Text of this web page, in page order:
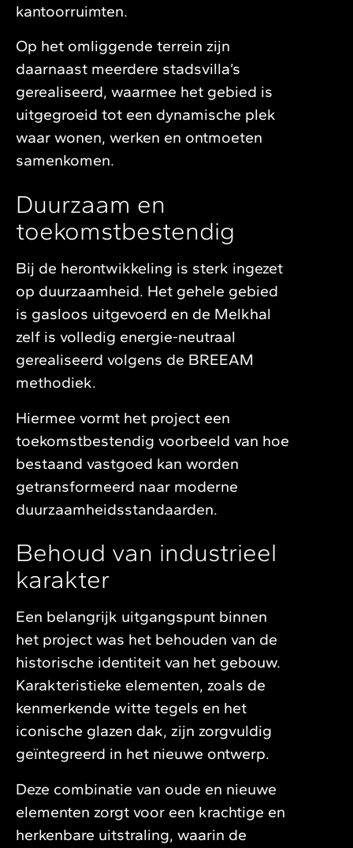
kantoorruimten.
Op het omliggende terrein zijn
daarnaast meerdere stadsvilla’s
gerealiseerd, waarmee het gebied is
uitgegroeid tot een dynamische plek
waar wonen, werken en ontmoeten
samenkomen.
Duurzaam en
toekomstbestendig
Bij de herontwikkeling is sterk ingezet
op duurzaamheid. Het gehele gebied
is gasloos uitgevoerd en de Melkhal
zelf is volledig energie-neutraal
gerealiseerd volgens de BREEAM
methodiek.
Hiermee vormt het project een
toekomstbestendig voorbeeld van hoe
bestaand vastgoed kan worden
getransformeerd naar moderne
duurzaamheidsstandaarden.
Behoud van industrieel
karakter
Een belangrijk uitgangspunt binnen
het project was het behouden van de
historische identiteit van het gebouw.
Karakteristieke elementen, zoals de
kenmerkende witte tegels en het
iconische glazen dak, zijn zorgvuldig
geïntegreerd in het nieuwe ontwerp.
Deze combinatie van oude en nieuwe
elementen zorgt voor een krachtige en
herkenbare uitstraling, waarin de